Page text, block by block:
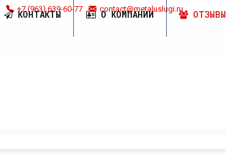
+7 (963) 639-60-77 contact@metaluslugi.ru
КОНТАКТЫ О КОМПАНИИ ОТЗЫВЫ